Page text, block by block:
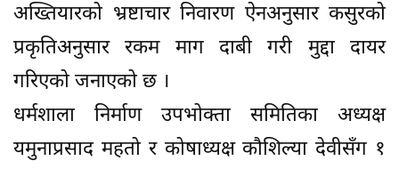
अख्तियारको भ्रष्टाचार निवारण ऐनअनुसार कसुरको
प्रकृतिअनुसार रकम माग दाबी गरी मुद्दा दायर
गरिएको जनाएको छ ।
धर्मशाला निर्माण उपभोक्ता समितिका अध्यक्ष
यमुनाप्रसाद महतो र कोषाध्यक्ष कौशिल्या देवीसँग १